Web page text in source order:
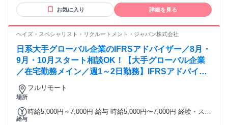
を日常的に操作します。 【下記の経験・スキルをお持ちの方
は歓迎！】 □クライアント折衝経験 □BPO・会計事務所・税
ォワード、Freeeなど）の利用経験 □Google
トワーク経験 □クラウド会計システムの導入や移行経験 ＼こ
んな方を求めています！／ ◎ 正確性を大切にコツコツ業務に
取り組める方 ◎ 期日やルールを守り責任感を持って 行動で
きる方 ◎ 相手の立場に立ってコミュニケーションが 取れる
方 ◎ 論理的に考えながら業務を進めることが 好きな方 ◎ 誰
お気に入り 詳細を見る
ヘイズ・スペシャリスト・リクルートメント・ジャパン株式会社
日系大手グローバル企業のIFRSアドバイザー／8月・
9月・10月スタート相談OK！【大手グローバル企業
／在宅勤務メイン／週1～2日勤務】IFRSアドバイザ
ー
場所
フルリモート
給与
時給5,000円～7,000円 給与 時給5,000円〜7,000円 経験・スキ